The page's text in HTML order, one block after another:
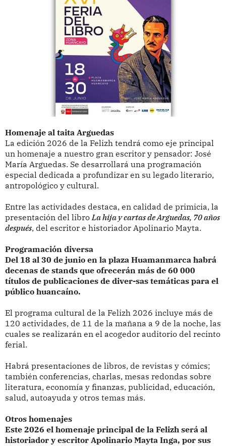
Homenaje al taita Arguedas
La edición 2026 de la Felizh tendrá como eje principal
un homenaje a nuestro gran escritor y pensador: José
María Arguedas. Se desarrollará una programación
especial dedicada a profundizar en su legado literario,
antropológico y cultural.
Entre las actividades destaca, en calidad de primicia, la
presentación del libro La hija y cartas de Arguedas, 70 años
después, del escritor e historiador Apolinario Mayta.
Programación diversa
Del 18 al 30 de junio en la plaza Huamanmarca habrá
decenas de stands que ofrecerán más de 60 000
títulos de publicaciones de diver-sas temáticas para el
público huancaíno.
El programa cultural de la Felizh 2026 incluye más de
120 actividades, de 11 de la mañana a 9 de la noche, las
cuales se realizarán en el acogedor auditorio del recinto
ferial.
Habrá presentaciones de libros, de revistas y cómics;
también conferencias, charlas, mesas redondas sobre
literatura, economía y finanzas, publicidad, educación,
salud, autoayuda y otros temas más.
Otros homenajes
Este 2026 el homenaje principal de la Felizh será al
historiador y escritor Apolinario Mayta Inga, por sus